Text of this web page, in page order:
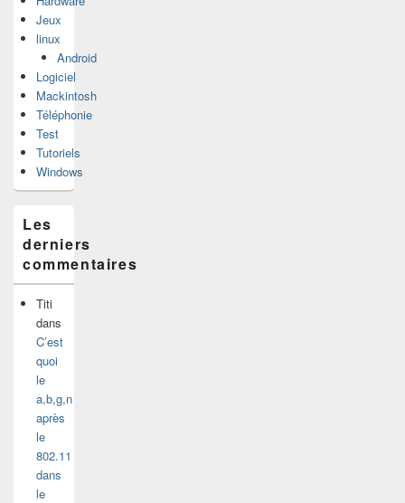
Jeux
linux
Android
Logiciel
Mackintosh
Téléphonie
Test
Tutoriels
Windows
Les
derniers
commentaires
Titi
dans
C’est
quoi
le
a,b,g,n
après
le
802.11
dans
le